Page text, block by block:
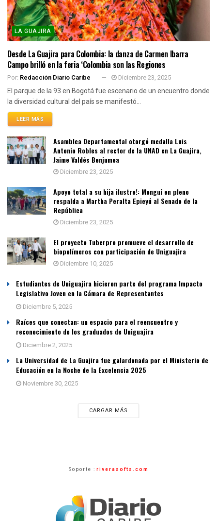
LA GUAJIRA
Desde La Guajira para Colombia: la danza de Carmen Ibarra
Campo brilló en la feria ‘Colombia son las Regiones
Por: Redacción Diario Caribe Diciembre 23, 2025
El parque de la 93 en Bogotá fue escenario de un encuentro donde
la diversidad cultural del país se manifestó...
LEER MÁS
Asamblea Departamental otorgó medalla Luis
Antonio Robles al rector de la UNAD en La Guajira,
Jaime Valdés Benjumea
Diciembre 23, 2025
Apoyo total a su hija ilustre!: Monguí en pleno
respalda a Martha Peralta Epieyú al Senado de la
República
Diciembre 23, 2025
El proyecto Tuberpro promueve el desarrollo de
biopolímeros con participación de Uniguajira
Diciembre 10, 2025
Estudiantes de Uniguajira hicieron parte del programa Impacto
Legislativo Joven en la Cámara de Representantes
Diciembre 5, 2025
Raíces que conectan: un espacio para el reencuentro y
reconocimiento de los graduados de Uniguajira
Diciembre 2, 2025
La Universidad de La Guajira fue galardonada por el Ministerio de
Educación en la Noche de la Excelencia 2025
Noviembre 30, 2025
CARGAR MÁS
Soporte : riverasofts.com